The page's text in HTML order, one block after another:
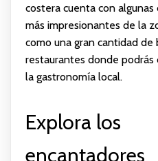
costera cuenta con algunas
más impresionantes de la
como una gran cantidad de
restaurantes donde podrás
la gastronomía local.
Explora los
encantadores